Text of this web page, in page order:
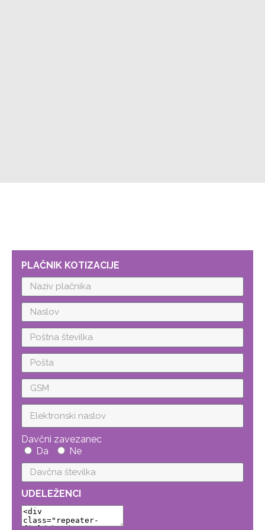
PLAČNIK KOTIZACIJE
Davčni zavezanec
Da
Ne
UDELEŽENCI